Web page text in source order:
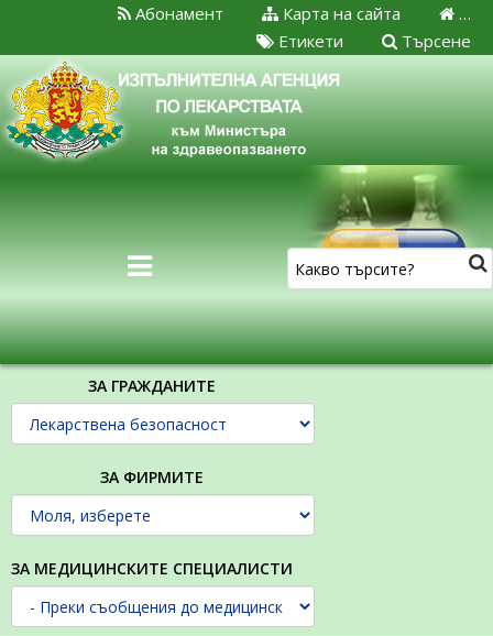
…
Карта на сайта
Абонамент
Търсене
Етикети
ЗА ГРАЖДАНИТЕ
ЗА ФИРМИТЕ
ЗА МЕДИЦИНСКИТЕ СПЕЦИАЛИСТИ